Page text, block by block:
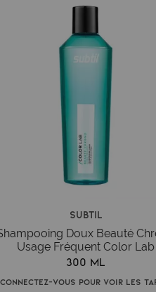
Subtil
Doux Beauté
Usage Fréquent Color Lab
300 ml
Connectez-vous pour voir les